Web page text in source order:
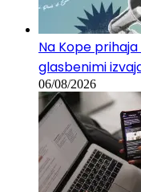
Na Kope
glasbenimi
06/08/2026